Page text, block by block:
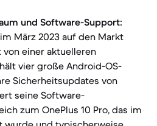
und Software-Support:
März 2023 auf den Markt
einer aktuelleren
vier große Android-OS-
Sicherheitsupdates von
seine Software-
zum OnePlus 10 Pro, das im